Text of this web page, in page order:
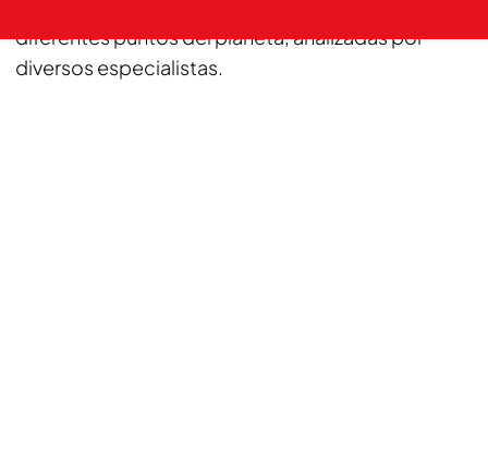
diferentes puntos del planeta, analizadas por
diversos especialistas.